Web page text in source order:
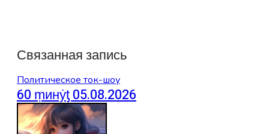
Связанная запись
Политическое ток-шоу
60 ṃинẏƫ 05.08.2026